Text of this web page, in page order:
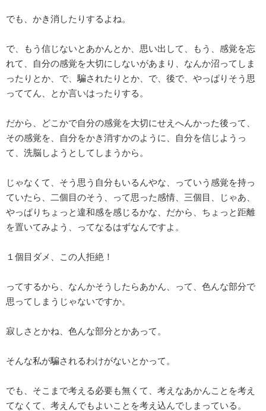
でも、かき消したりするよね。
で、もう信じないとあかんとか、思い出して、もう、感覚を忘
れて、自分の感覚を大切にしないがあまり、なんか沼ってしま
ったりとか、で、騙されたりとか、で、後で、やっぱりそう思
っててん、とか言いはったりする。
だから、どこかで自分の感覚を大切にせえへんかった後って、
その感覚を、自分をかき消すかのように、自分を信じようっ
て、洗脳しようとしてしまうから。
じゃなくて、そう思う自分もいるんやな、っていう感覚を持っ
ていたら、二個目のそう、って思った感情、三個目、じゃあ、
やっぱりちょっと違和感を感じるかな、だから、ちょっと距離
を置いてみよう、ってなるはずなんですよ。
１個目ダメ、この人拒絶！
ってするから、なんかそうしたらあかん、って、色んな部分で
思ってしまうじゃないですか。
寂しさとかね、色んな部分とかあって。
そんな私が騙されるわけがないとかって。
でも、そこまで考える必要も無くて、考えなあかんことを考え
てなくて、考えんでもよいことを考え込んでしまっている。